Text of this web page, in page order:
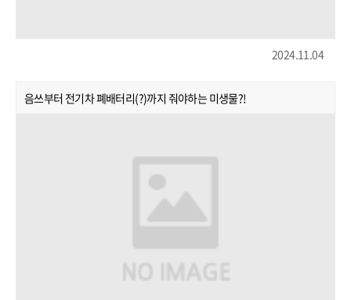
2024.11.04
음쓰부터 전기차 폐배터리(?)까지 줘야하는 미생물?!